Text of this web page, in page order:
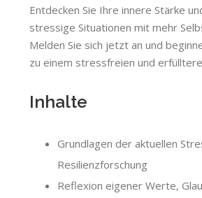
Entdecken Sie Ihre innere Stärke
stressige Situationen mit mehr
Melden Sie sich jetzt an und
zu einem stressfreien und
Inhalte
Grundlagen der aktuellen
Resilienzforschung
Reflexion eigener Werte,